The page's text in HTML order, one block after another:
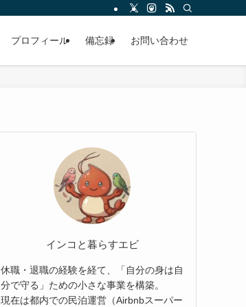
プロフィール 備忘録 お問い合わせ
インコと暮らすエビ
休職・退職の経験を経て、「自分の身は自
分で守る」ための小さな事業を構築。
現在は都内での民泊運営（Airbnbスーパー